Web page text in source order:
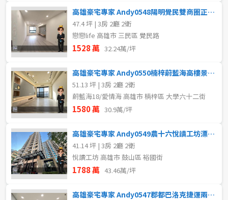
高雄豪宅專家 Andy0548陽明覺民雙商圈正三房平車
47.4 坪 | 3房 2廳 2衛
戀戀life 高雄市 三民區 覺民路
1528 萬 32.24萬/坪
高雄豪宅專家 Andy0550楠梓蔚藍海高樓景觀三房平車
51.13 坪 | 3房 2廳 2衛
蔚藍海18/愛情海 高雄市 楠梓區 大學六十二街
1580 萬 30.9萬/坪
高雄豪宅專家 Andy0549農十六悅讀工坊漂亮三房車位
41.14 坪 | 3房 2廳 2衛
悅讀工坊 高雄市 鼓山區 裕國街
1788 萬 43.46萬/坪
高雄豪宅專家 Andy0547郡都巴洛克捷運兩房平移車位